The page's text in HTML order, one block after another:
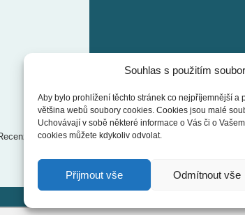
Souhlas s použitím
Aby bylo prohlížení těchto stránek co nejpříjemnější a
většina webů soubory cookies. Cookies jsou malé
Uchovávají v sobě některé informace o Vás či o
cookies můžete kdykoliv odvolat.
Přijmout vše Odmítnout vše